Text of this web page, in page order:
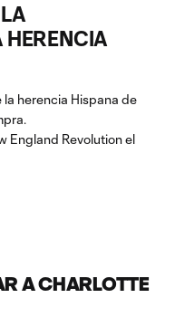
HERENCIA
herencia Hispana de
England Revolution el
A CHARLOTTE